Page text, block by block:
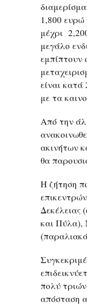
1,800 ευρώ
μέχρι
μεγάλο
εμπίπτουν
είναι
με τα
Από την
ακινήτων
θα
Η ζήτηση
Δεκέλειας
και Πύλα),
πολύ
απόσταση